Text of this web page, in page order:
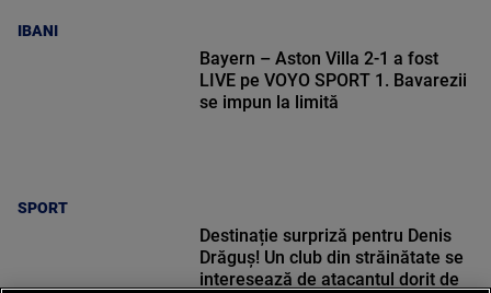
IBANI
SPORT
Bayern – Aston Villa 2-1 a fost
LIVE pe VOYO SPORT 1. Bavarezii
se impun la limită
Destinație surpriză pentru Denis
Drăguș! Un club din străinătate se
interesează de atacantul dorit de